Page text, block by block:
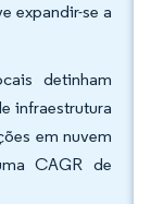
expandir-se a
detinham
infraestrutura
em nuvem
CAGR de